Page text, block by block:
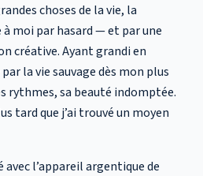
choses de la vie, la
moi par hasard — et par une
créative. Ayant grandi en
la vie sauvage dès mon plus
rythmes, sa beauté indomptée.
tard que j’ai trouvé un moyen
avec l’appareil argentique de